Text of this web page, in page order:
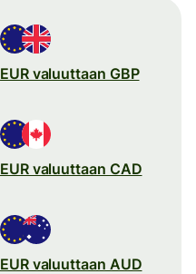
EUR valuuttaan GBP
EUR valuuttaan CAD
EUR valuuttaan AUD